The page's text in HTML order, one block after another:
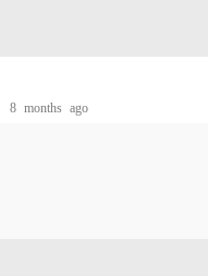
8 months ago